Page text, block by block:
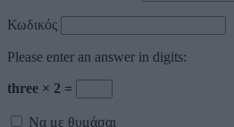
Κωδικός
Please enter an answer in digits:
three × 2 =
Να με θυμάσαι